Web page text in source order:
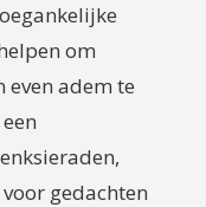
om
even adem te
gedachten